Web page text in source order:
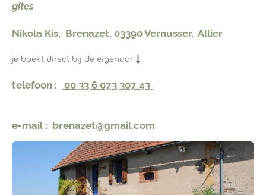
gites
Nikola Kis, Brenazet, 03390 Vernusser, Allier
je boekt direct bij de eigenaar
telefoon : 00 33 6 073 307 43
e-mail : brenazet@gmail.com